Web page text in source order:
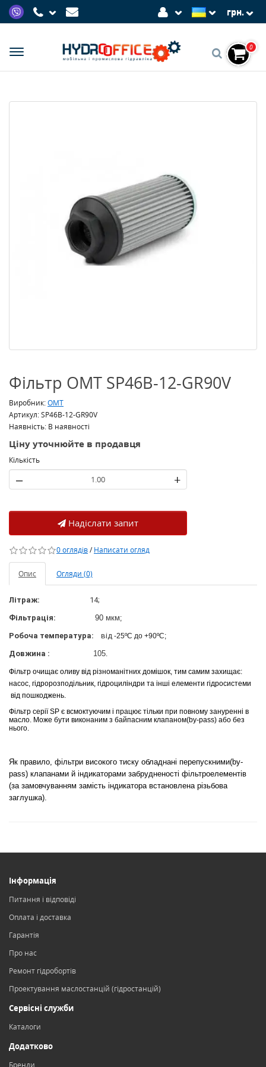
грн.
0
Фільтр OMT SP46B-12-GR90V
Виробник:OMT
Артикул: SP46B-12-GR90V
Наявність: В наявності
Ціну уточнюйте в продавця
Кількість
– +
Надіслати запит
0 оглядів/Написати огляд
Опис Огляди (0)
Літраж: 14;
Фільтрація: 90 мкм;
Робоча температура: від -25ºС до +90ºС;
Довжина : 105.
Фільтр очищає оливу від різноманітних домішок, тим самим захищає:
насос, гідророзподільник, гідроциліндри та інші елементи гідросистеми
від пошкоджень.
Фільтр серії SP є всмоктуючим і працює тільки при повному зануренні в
масло. Може бути виконаним з байпасним клапаном(by-pass) або без
нього.
Як правило, фільтри високого тиску обладнані перепускними(by-
pass) клапанами й індикаторами забрудненості фільтроелементів
(за замовчуванням замість індикатора встановлена різьбова
заглушка).
Інформація
Питання і відповіді
Оплата і доставка
Гарантія
Про нас
Ремонт гідробортів
Проектування маслостанцій (гідростанцій)
Сервісні служби
Каталоги
Додатково
Бренди